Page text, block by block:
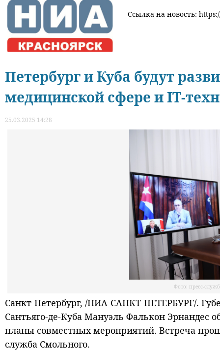
Ссылка на новость:
Петербург и Куба будут
медицинской сфере и IT-
25.03.2025 14:28
Фото: пресс-
Санкт-Петербург, /НИА-САНКТ-ПЕТЕРБУРГ/.
Сантьяго-де-Куба Мануэль Фалькон Эрнандес
планы совместных мероприятий. Встреча
служба Смольного.